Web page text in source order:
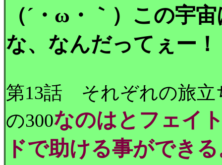
（´・ω・｀）この宇
な、なんだってぇー！
第13話 それぞれの旅
の300なのはとフェイ
ドで助ける事ができ